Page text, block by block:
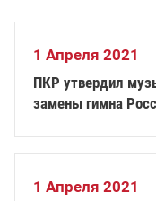
1 Апреля 2021
ПКР утвердил
замены гимна
1 Апреля 2021